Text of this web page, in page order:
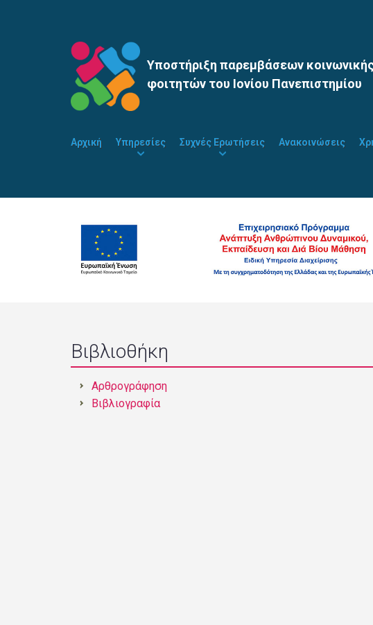
Υποστήριξη παρεμβάσεων
φοιτητών του Ιονίου Πανεπιστημίου
Αρχική Υπηρεσίες Συχνές Ερωτήσεις Ανακοινώσεις
Βιβλιοθήκη
Αρθρογράφηση
Βιβλιογραφία